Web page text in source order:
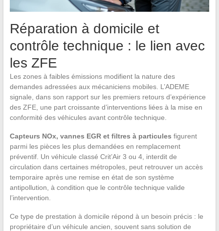
Réparation à domicile et
contrôle technique : le lien avec
les ZFE
Les zones à faibles émissions modifient la nature des
demandes adressées aux mécaniciens mobiles. L’ADEME
signale, dans son rapport sur les premiers retours d’expérience
des ZFE, une part croissante d’interventions liées à la mise en
conformité des véhicules avant contrôle technique.
Capteurs NOx, vannes EGR et filtres à particules figurent
parmi les pièces les plus demandées en remplacement
préventif. Un véhicule classé Crit’Air 3 ou 4, interdit de
circulation dans certaines métropoles, peut retrouver un accès
temporaire après une remise en état de son système
antipollution, à condition que le contrôle technique valide
l’intervention.
Ce type de prestation à domicile répond à un besoin précis : le
propriétaire d’un véhicule ancien, souvent sans solution de